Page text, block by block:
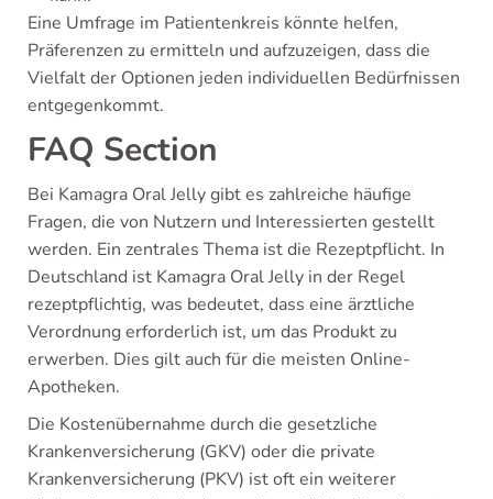
Eine Umfrage im Patientenkreis könnte helfen,
Präferenzen zu ermitteln und aufzuzeigen, dass die
Vielfalt der Optionen jeden individuellen Bedürfnissen
entgegenkommt.
FAQ Section
Bei Kamagra Oral Jelly gibt es zahlreiche häufige
Fragen, die von Nutzern und Interessierten gestellt
werden. Ein zentrales Thema ist die Rezeptpflicht. In
Deutschland ist Kamagra Oral Jelly in der Regel
rezeptpflichtig, was bedeutet, dass eine ärztliche
Verordnung erforderlich ist, um das Produkt zu
erwerben. Dies gilt auch für die meisten Online-
Apotheken.
Die Kostenübernahme durch die gesetzliche
Krankenversicherung (GKV) oder die private
Krankenversicherung (PKV) ist oft ein weiterer